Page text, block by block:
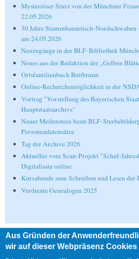
Mysteriöser Sturz von der Münchner
22.05.2026
30 Jahre Stammbaumtisch-
am 24.05.2026
Neuzugänge in der BLF-Bibliothek
Neues aus der Redaktion der „Gelben
Ortsfamilienbuch Bettbrunn
Online-Recherchemöglichkeit in der
Vortrag "Vorstellung des Bayerischen
Hauptstaatsarchivs"
Neuer Meilenstein beim BLF-
Personendatensätze
Tag der Archive 2026
Aktuelles vom Scan-Projekt "Schul-
Digitalisate online
Kursabende zum Schreiben und Lesen
Verdiente Genealogen 2025
Suche
Suche
Aus Gründen der
wir auf dieser Webpräsenz Cookies